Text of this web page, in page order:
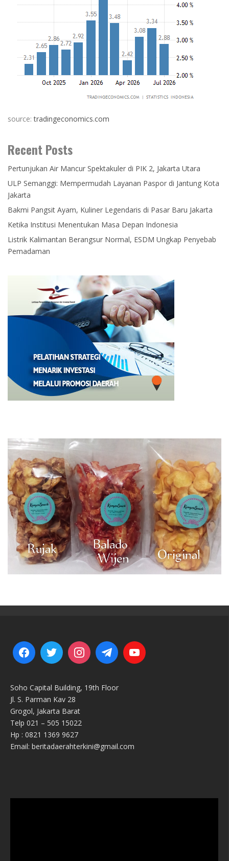
source:tradingeconomics.com
Recent Posts
Pertunjukan Air Mancur Spektakuler di PIK 2, Jakarta Utara
ULP Semanggi: Mempermudah Layanan Paspor di Jantung Kota
Jakarta
Bakmi Pangsit Ayam, Kuliner Legendaris di Pasar Baru Jakarta
Ketika Institusi Menentukan Masa Depan Indonesia
Listrik Kalimantan Berangsur Normal, ESDM Ungkap Penyebab
Pemadaman
Soho Capital Building, 19th Floor
Jl. S. Parman Kav 28
Grogol, Jakarta Barat
Telp 021 – 505 15022
Hp : 0821 1369 9627
Email: beritadaerahterkini@gmail.com